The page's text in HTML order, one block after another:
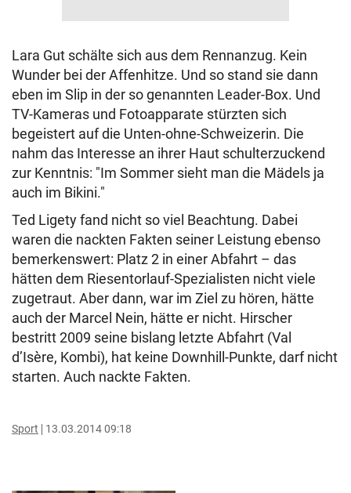
Lara Gut schälte sich aus dem Rennanzug. Kein
Wunder bei der Affenhitze. Und so stand sie dann
eben im Slip in der so genannten Leader-Box. Und
TV-Kameras und Fotoapparate stürzten sich
begeistert auf die Unten-ohne-Schweizerin. Die
nahm das Interesse an ihrer Haut schulterzuckend
zur Kenntnis: "Im Sommer sieht man die Mädels ja
auch im Bikini."
Ted Ligety fand nicht so viel Beachtung. Dabei
waren die nackten Fakten seiner Leistung ebenso
bemerkenswert: Platz 2 in einer Abfahrt – das
hätten dem Riesentorlauf-Spezialisten nicht viele
zugetraut. Aber dann, war im Ziel zu hören, hätte
auch der Marcel Nein, hätte er nicht. Hirscher
bestritt 2009 seine bislang letzte Abfahrt (Val
d’Isère, Kombi), hat keine Downhill-Punkte, darf nicht
starten. Auch nackte Fakten.
Sport 13.03.2014 09:18